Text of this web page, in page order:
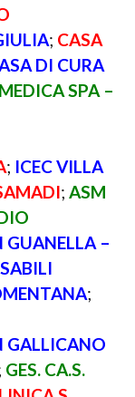
; CASA
DI CURA
SPA –
; ICEC VILLA
; ASM
GUANELLA –
;
GALLICANO
GES. CA.S.